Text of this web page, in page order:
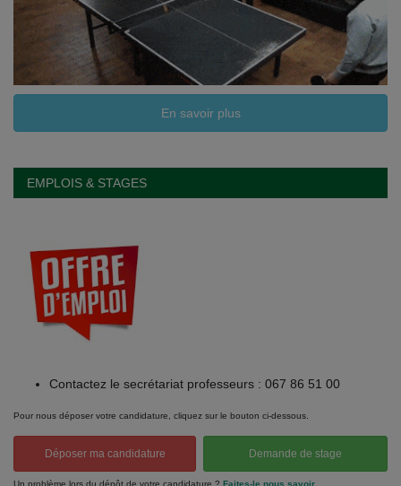
En savoir plus
EMPLOIS & STAGES
Contactez le secrétariat professeurs : 067 86 51 00
Pour nous déposer votre candidature, cliquez sur le bouton ci-dessous.
Déposer ma candidature Demande de stage
Un problème lors du dépôt de votre candidature ? Faites-le nous savoir